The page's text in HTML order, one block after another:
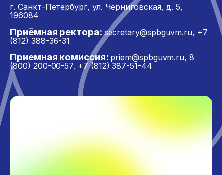
г. Санкт-Петербург, ул. Черниговская, д. 5,
196084
Приёмная ректора: secretary@spbguvm.ru, +7
(812) 388-36-31
Приемная комиссия: priem@spbguvm.ru, 8
(800) 200-00-57, +7 (812) 387-51-44